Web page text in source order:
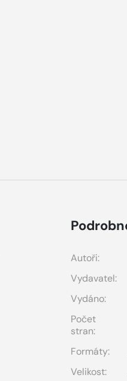
Autoři:
Vydavatel:
Vydáno:
Počet
stran:
Formáty:
Velikost: